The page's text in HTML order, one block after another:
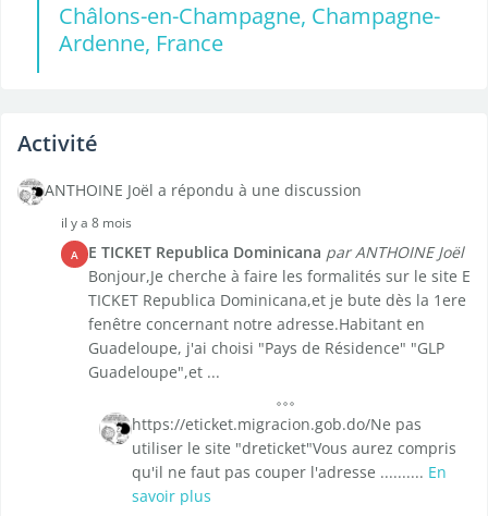
Châlons-en-Champagne, Champagne-
Ardenne, France
Activité
ANTHOINE Joël a répondu à une discussion
il y a 8 mois
A E TICKET Republica Dominicana par ANTHOINE Joël
Bonjour,Je cherche à faire les formalités sur le site E
TICKET Republica Dominicana,et je bute dès la 1ere
fenêtre concernant notre adresse.Habitant en
Guadeloupe, j'ai choisi "Pays de Résidence" "GLP
Guadeloupe",et ...
https://eticket.migracion.gob.do/Ne pas
utiliser le site "dreticket"Vous aurez compris
qu'il ne faut pas couper l'adresse .......... En
savoir plus